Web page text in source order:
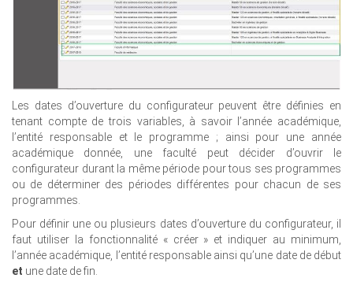
Les dates d’ouverture du configurateur peuvent être définies en
tenant compte de trois variables, à savoir l’année académique,
l’entité responsable et le programme ; ainsi pour une année
académique donnée, une faculté peut décider d’ouvrir le
configurateur durant la même période pour tous ses programmes
ou de déterminer des périodes différentes pour chacun de ses
programmes.
Pour définir une ou plusieurs dates d’ouverture du configurateur, il
faut utiliser la fonctionnalité « créer » et indiquer au minimum,
l’année académique, l’entité responsable ainsi qu’une date de début
et une date de fin.